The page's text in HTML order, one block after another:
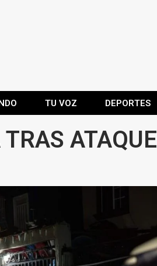
TU VOZ DEPORTES
ATAQUE